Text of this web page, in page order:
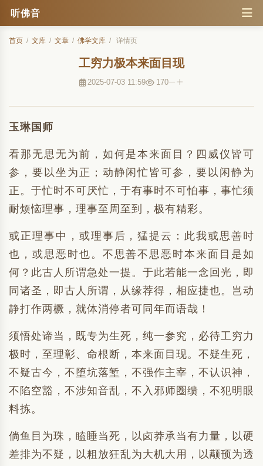
听佛音
首页 / 文库 / 文章 / 佛学文库 / 详情页
工穷力极本来面目现
2025-07-03 11:59 170
玉琳国师
看那无思无为前，如何是本来面目？四威仪皆可
参，要以坐为正；动静闲忙皆可参，要以闲静为
正。于忙时不可厌忙，于有事时不可怕事，事忙须
耐烦恼理事，理事至周至到，极有精彩。
或正理事中，或理事后，猛提云：此我或思善时
也，或思恶时也。不思善不思恶时本来面目是如
何？此古人所谓急处一提。于此若能一念回光，即
同诸圣，即古人所谓，从缘荐得，相应捷也。岂动
静打作两橛，就体消停者可同年而语哉！
须悟处谛当，既专为生死，纯一参究，必待工穷力
极时，至理彰、命根断，本来面目现。不疑生死，
不疑古今，不堕坑落堑，不强作主宰，不认识神，
不陷空豁，不涉知音乱，不入邪师圈缋，不犯明眼
料拣。
倘鱼目为珠，瞌睡当死，以卤莽承当有力量，以硬
差排为不疑，以粗放狂乱为大机大用，以颟顸为透